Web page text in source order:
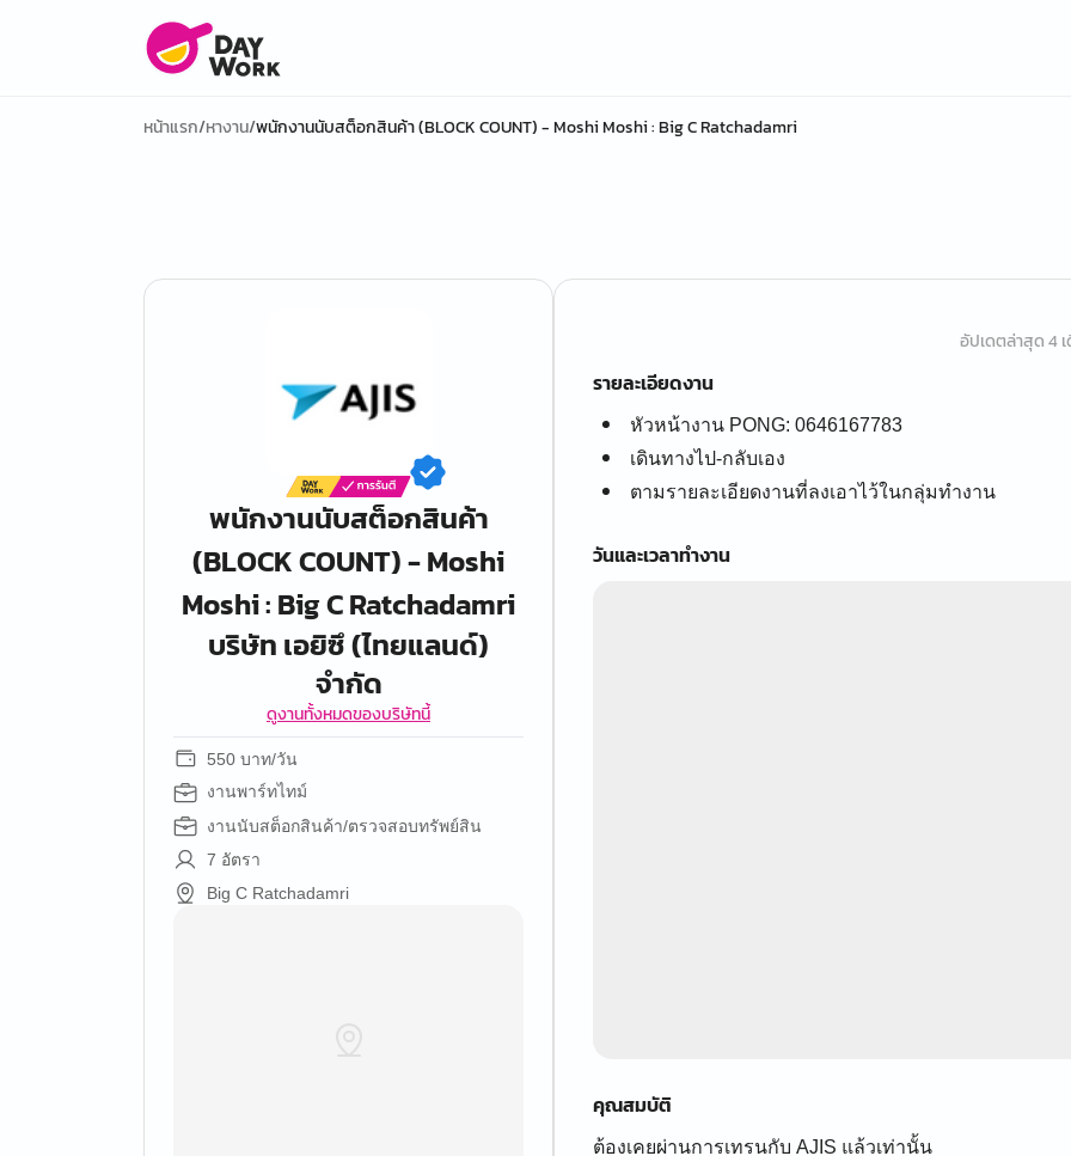
หน้าแรก/หางาน/พนักงานนับสต็อกสินค้า (BLOCK COUNT) - Moshi Moshi : Big C Ratchadamri
พนักงานนับสต็อกสินค้า
(BLOCK COUNT) - Moshi
Moshi : Big C Ratchadamri
บริษัท เอยิซึ (ไทยแลนด์)
จำกัด
ดูงานทั้งหมดของบริษัทนี้
550 บาท/วัน
งานพาร์ทไทม์
งานนับสต็อกสินค้า/ตรวจสอบทรัพย์สิน
7 อัตรา
Big C Ratchadamri
อัปเดตล่าสุด 4
รายละเอียดงาน
หัวหน้างาน PONG: 0646167783
เดินทางไป-กลับเอง
ตามรายละเอียดงานที่ลงเอาไว้ในกลุ่มทำงาน
วันและเวลาทำงาน
คุณสมบัติ
ต้องเคยผ่านการเทรนกับ AJIS แล้วเท่านั้น